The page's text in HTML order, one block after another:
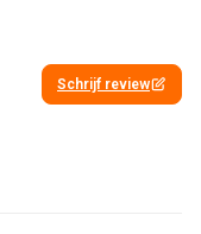
Schrijf review